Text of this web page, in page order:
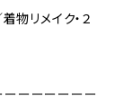
物リメイク・２
ーーーーーー